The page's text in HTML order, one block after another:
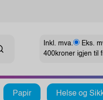
Inkl. mva.
Eks.
400kroner igjen til
Papir Helse og